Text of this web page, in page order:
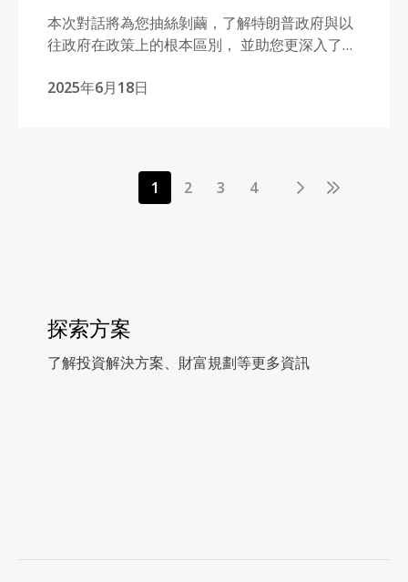
本次對話將為您抽絲剝繭，了解特朗普政府與以
往政府在政策上的根本區別， 並助您更深入了解
障措施、關稅、美國例外論以及移民問題。
2025年6月18日
1 2 3 4
探索方案
了解投資解決方案、財富規劃等更多資訊